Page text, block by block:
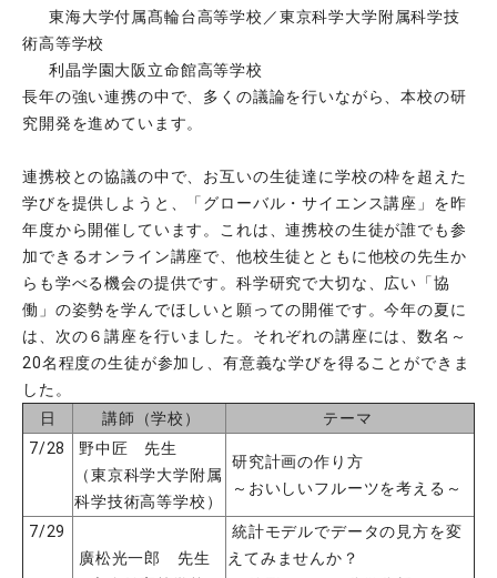
東海大学付属髙輪台高等学校／東京科学大学附属科学技
術高等学校
利晶学園大阪立命館高等学校
長年の強い連携の中で、多くの議論を行いながら、本校の研
究開発を進めています。
連携校との協議の中で、お互いの生徒達に学校の枠を超えた
学びを提供しようと、「グローバル・サイエンス講座」を昨
年度から開催しています。これは、連携校の生徒が誰でも参
加できるオンライン講座で、他校生徒とともに他校の先生か
らも学べる機会の提供です。科学研究で大切な、広い「協
働」の姿勢を学んでほしいと願っての開催です。今年の夏に
は、次の６講座を行いました。それぞれの講座には、数名～
20名程度の生徒が参加し、有意義な学びを得ることができま
した。
日
講師（学校）
テーマ
7/28
野中匠 先生
（東京科学大学附属
科学技術高等学校）
研究計画の作り方
～おいしいフルーツを考える～
7/29
廣松光一郎 先生
統計モデルでデータの見方を変
えてみませんか？